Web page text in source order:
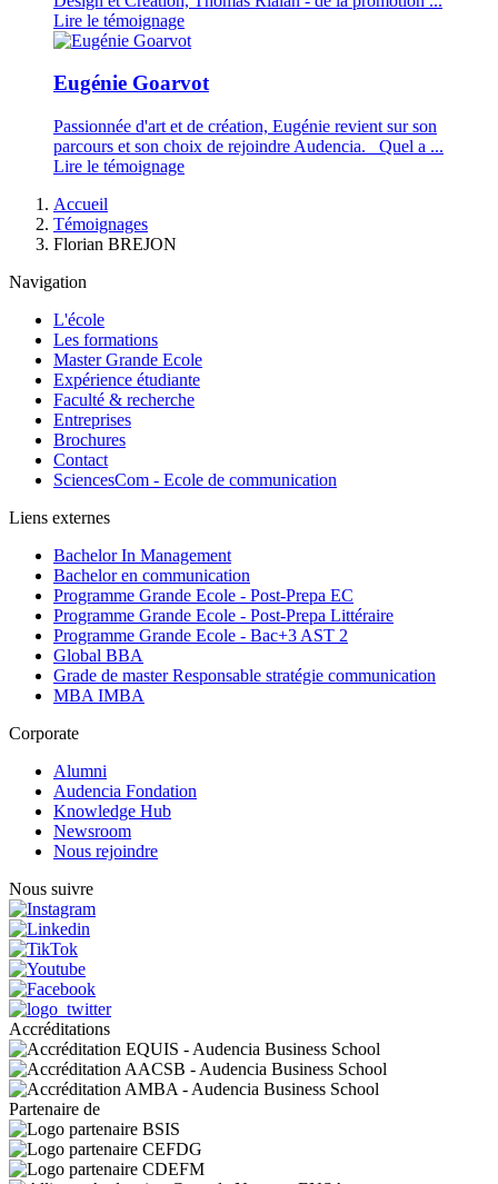
Lire le témoignage
Eugénie Goarvot
Passionnée d'art et de création, Eugénie revient sur son
parcours et son choix de rejoindre Audencia. Quel a ...
Lire le témoignage
d'Ariane
Accueil
Témoignages
Florian BREJON
Navigation
L'école
Les formations
Master Grande Ecole
Expérience étudiante
Faculté & recherche
Entreprises
Brochures
Contact
SciencesCom - Ecole de communication
Liens externes
Bachelor In Management
Bachelor en communication
Programme Grande Ecole - Post-Prepa EC
Programme Grande Ecole - Post-Prepa Littéraire
Programme Grande Ecole - Bac+3 AST 2
Global BBA
Grade de master Responsable stratégie communication
MBA IMBA
Corporate
Alumni
Audencia Fondation
Knowledge Hub
Newsroom
Nous rejoindre
Nous suivre
Accréditations
Partenaire de